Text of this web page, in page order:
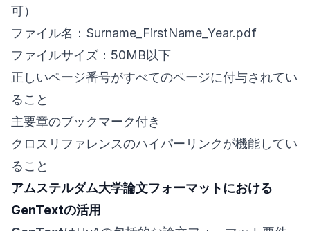
可）
ファイル名：Surname_FirstName_Year.pdf
ファイルサイズ：50MB以下
正しいページ番号がすべてのページに付与されてい
ること
主要章のブックマーク付き
クロスリファレンスのハイパーリンクが機能してい
ること
アムステルダム大学論文フォーマットにおける
GenTextの活用